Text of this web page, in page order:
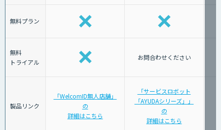
無料プラン
無料
トライアル
お問合わせください
製品リンク
「WelcomID無人店舗」
の
詳細はこちら
「サービスロボット
「AYUDAシリーズ」」
の
詳細はこちら